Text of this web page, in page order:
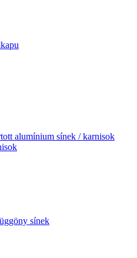
alumínium sínek / karnisok
sínek